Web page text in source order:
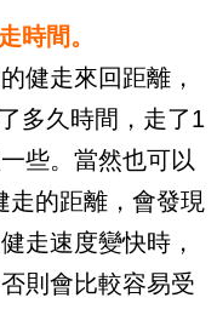
時間。
健走來回距離，
多久時間，走了1
些。當然也可以
走的距離，會發現
走速度變快時，
則會比較容易受